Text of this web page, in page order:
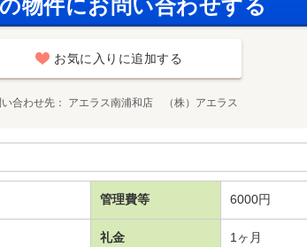
物件にお問い合わせする
お気に入りに追加する
い合わせ先 アエラス南浦和店 （株）アエラス
管理費等 6000円
礼金 1ヶ月